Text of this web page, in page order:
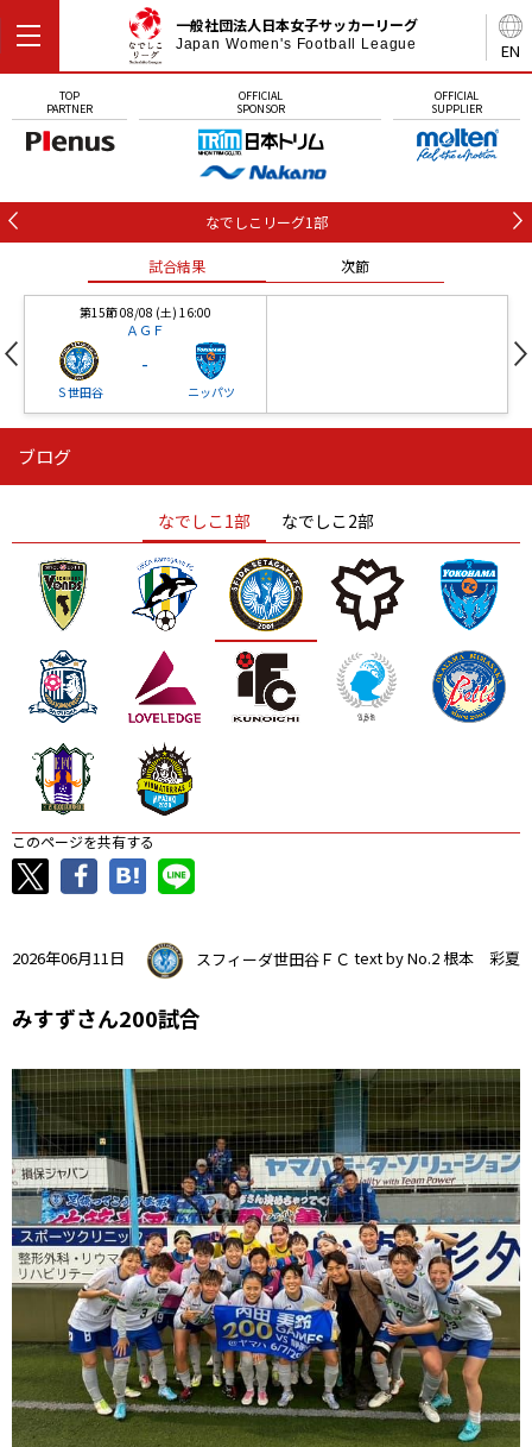
EN
一般社団法人日本女子サッカーリーグ
Japan Women's Football League
TOP
PARTNER
OFFICIAL
SPONSOR
OFFICIAL
SUPPLIER
なでしこリーグ1部
試合結果 次節
第15節 08/08 (土) 16:00
ＡＧＦ
Ｓ世田谷
-
ニッパツ
ニッパツ
ニッパツ 名古屋
石人の星
静岡 愛媛Ｌ
ブログ
なでしこ1部 なでしこ2部
このページを共有する
2026年06月11日 スフィーダ世田谷ＦＣ text by No.2 根本 彩夏
みすずさん200試合